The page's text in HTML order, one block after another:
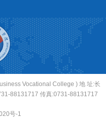
Vocational College ) 地 址:长
88131717 传真:0731-88131717
号-1